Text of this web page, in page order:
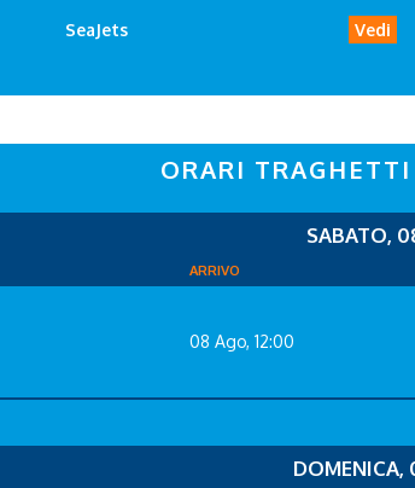
SeaJets Vedi
ORARI
SABATO,
ARRIVO
08 Ago, 12:00